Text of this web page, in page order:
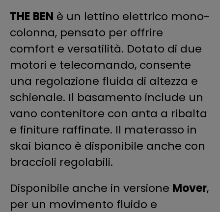
THE BEN è un lettino elettrico mono-
colonna, pensato per offrire
comfort e versatilità. Dotato di due
motori e telecomando, consente
una regolazione fluida di altezza e
schienale. Il basamento include un
vano contenitore con anta a ribalta
e finiture raffinate. Il materasso in
skai bianco è disponibile anche con
braccioli regolabili.
Disponibile anche in versione Mover,
per un movimento fluido e